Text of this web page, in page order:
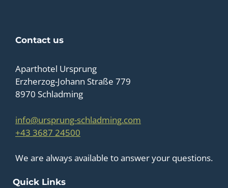
Contact us
Aparthotel Ursprung
Erzherzog-Johann Straße 779
8970 Schladming
info@ursprung-schladming.com
+43 3687 24500
We are always available to answer your questions.
Quick Links